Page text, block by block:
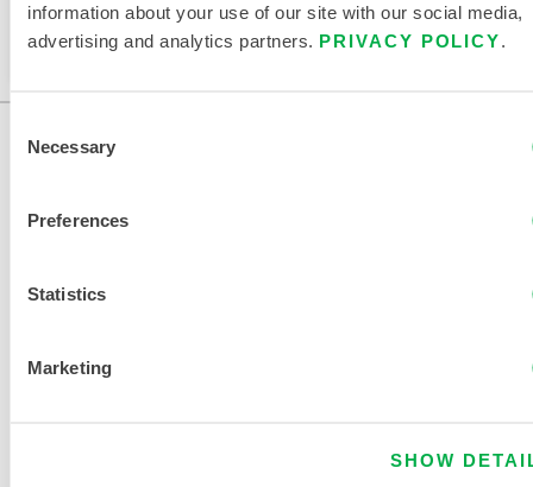
information about your use of our site with our social media,
advertising and analytics partners. PRIVACY POLICY
Selection
Necessary
Preferences
Statistics
Marketing
SHOW
Ce produit n'est pas vendu dans votre région. Vous
pouvez modifier votre région en haut de la page.